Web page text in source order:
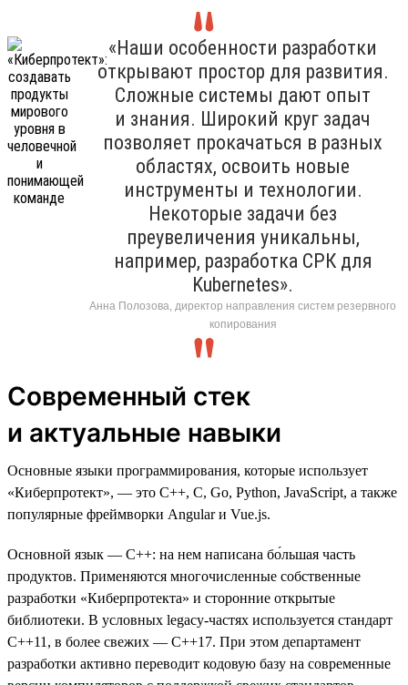
«Наши особенности разработки
открывают простор для развития.
Сложные системы дают опыт
и знания. Широкий круг задач
позволяет прокачаться в разных
областях, освоить новые
инструменты и технологии.
Некоторые задачи без
преувеличения уникальны,
например, разработка СРК для
Kubernetes».
Анна Полозова, директор направления систем резервного
копирования
Современный стек
и актуальные навыки
Основные языки программирования, которые использует
«Киберпротект», — это C++, C, Go, Python, JavaScript, а также
популярные фреймворки Angular и Vue.js.
Основной язык — C++: на нем написана бо́льшая часть
продуктов. Применяются многочисленные собственные
разработки «Киберпротекта» и сторонние открытые
библиотеки. В условных legacy-частях используется стандарт
C++11, в более свежих — С++17. При этом департамент
разработки активно переводит кодовую базу на современные